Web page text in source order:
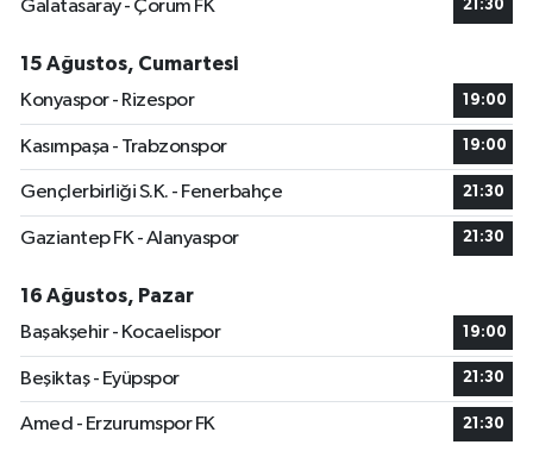
Galatasaray - Çorum FK
21:30
15 Ağustos, Cumartesi
Konyaspor - Rizespor
19:00
Kasımpaşa - Trabzonspor 19:00
Gençlerbirliği S.K. - Fenerbahçe 21:30
Gaziantep FK - Alanyaspor 21:30
16 Ağustos, Pazar
Başakşehir - Kocaelispor
19:00
Beşiktaş - Eyüpspor 21:30
Amed - Erzurumspor FK 21:30